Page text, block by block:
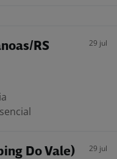
RS 29 jul
Do Vale) 29 jul